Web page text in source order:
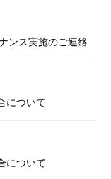
ンス実施のご連絡
について
について